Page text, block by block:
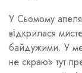
У Сьомому
відкрилася
байдужими. У
не скраю» тут